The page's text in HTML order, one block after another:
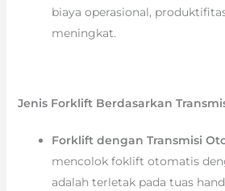
biaya operasional,
meningkat.
Jenis Forklift Berdasarkan
Forklift dengan Transmisi
mencolok foklift otomatis
adalah terletak pada tuas